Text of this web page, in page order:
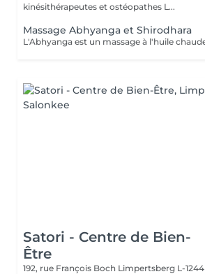
kinésithérapeutes et ostéopathes L...
Massage Abhyanga et Shirodhara
Satori - Centre de Bien-
Être
192, rue François Boch Limpertsberg L-1244